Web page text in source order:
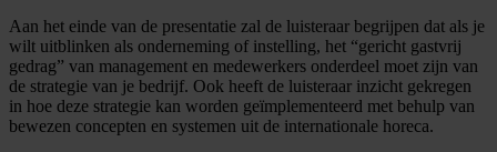
Aan het einde van de presentatie zal de luisteraar begrijpen dat als je
wilt uitblinken als onderneming of instelling, het “gericht gastvrij
gedrag” van management en medewerkers onderdeel moet zijn van
de strategie van je bedrijf. Ook heeft de luisteraar inzicht gekregen
in hoe deze strategie kan worden geïmplementeerd met behulp van
bewezen concepten en systemen uit de internationale horeca.